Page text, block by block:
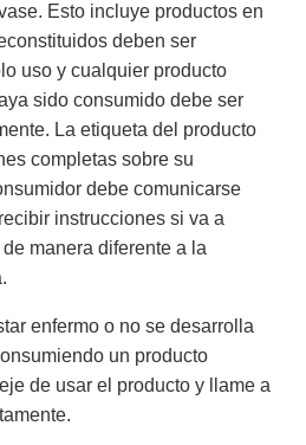
Esto incluye productos en
deben ser
uso y cualquier producto
sido consumido debe ser
La etiqueta del producto
completas sobre su
debe comunicarse
instrucciones si va a
manera diferente a la
enfermo o no se desarrolla
un producto
de usar el producto y llame a